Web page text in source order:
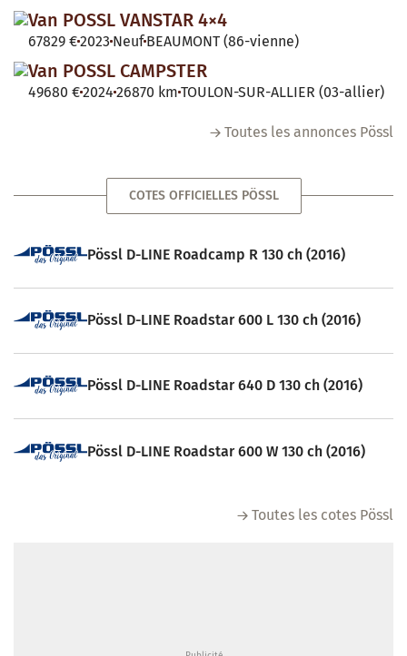
Van POSSL VANSTAR 4×4
67829 €2023 Neuf BEAUMONT (86-vienne)
Van POSSL CAMPSTER
49680 €2024 26870 km TOULON-SUR-ALLIER (03-allier)
Toutes les annonces Pössl
COTES OFFICIELLES PÖSSL
Pössl D-LINE Roadcamp R 130 ch (2016)
Pössl D-LINE Roadstar 600 L 130 ch (2016)
Pössl D-LINE Roadstar 640 D 130 ch (2016)
Pössl D-LINE Roadstar 600 W 130 ch (2016)
Toutes les cotes Pössl